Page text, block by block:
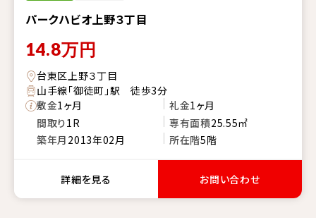
パークハビオ上野３丁目
14.8万円
台東区上野３丁目
山手線「御徒町」駅 徒歩3分
敷金1ヶ月 礼金1ヶ月
間取り1R 専有面積25.55㎡
築年月 2013年02月 所在階5階
詳細を見る お問い合わせ